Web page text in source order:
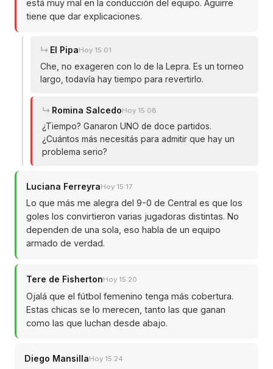
está muy mal en la conducción del equipo. Aguirre
tiene que dar explicaciones.
El PipaHoy 15:01
Che, no exageren con lo de la Lepra. Es un torneo
largo, todavía hay tiempo para revertirlo.
Romina SalcedoHoy 15:08
¿Tiempo? Ganaron UNO de doce partidos.
¿Cuántos más necesitás para admitir que hay un
problema serio?
Luciana FerreyraHoy 15:17
Lo que más me alegra del 9-0 de Central es que los
goles los convirtieron varias jugadoras distintas. No
dependen de una sola, eso habla de un equipo
armado de verdad.
Tere de FishertonHoy 15:20
Ojalá que el fútbol femenino tenga más cobertura.
Estas chicas se lo merecen, tanto las que ganan
como las que luchan desde abajo.
Diego MansillaHoy 15:24